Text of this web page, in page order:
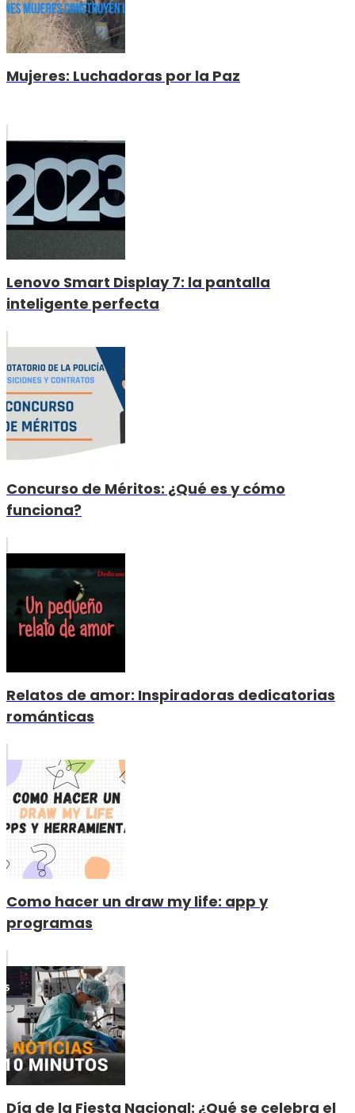
Mujeres: Luchadoras por la Paz
Lenovo Smart Display 7: la pantalla
inteligente perfecta
Concurso de Méritos: ¿Qué es y cómo
funciona?
Relatos de amor: Inspiradoras dedicatorias
románticas
Como hacer un draw my life: app y
programas
Día de la Fiesta Nacional: ¿Qué se celebra el